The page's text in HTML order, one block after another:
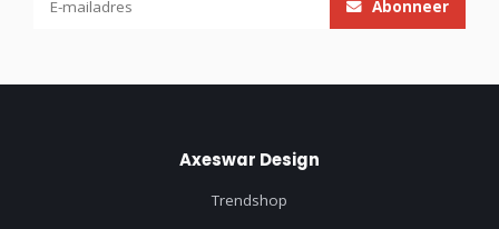
Abonneer
Axeswar Design
Trendshop